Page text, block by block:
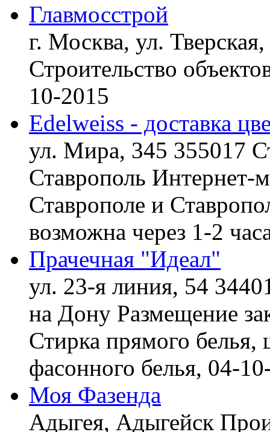
Главмосстрой
г. Москва, ул.
Строительство
10-2015
Edelweiss - доставка
ул. Мира, 345 355017
Ставрополь Интернет-
Ставрополе и
возможна через 1-2
Прачечная "Идеал"
ул. 23-я линия, 54
на Дону Размещение
Стирка прямого
фасонного белья, 04-
Моя Фазенда
Адыгея, Адыгейск